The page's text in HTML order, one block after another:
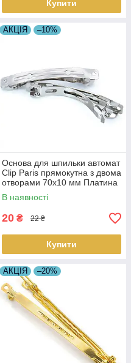
Купити
АКЦІЯ –10%
Основа для шпильки автомат
Clip Paris прямокутна з двома
отворами 70х10 мм Платина
1 шт.
В наявності
20 ₴ 22 ₴
Купити
АКЦІЯ –20%